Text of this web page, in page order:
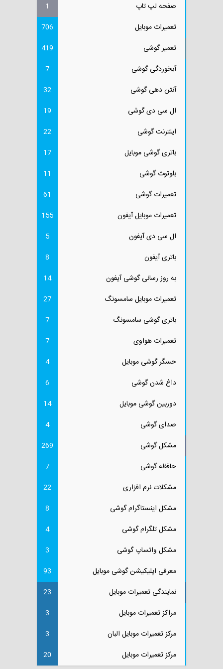
صفحه لپ تاپ
1
تعمیرات موبایل
706
تعمیر گوشی
419
آبخوردگی گوشی
7
آنتن دهی گوشی
32
ال سی دی گوشی
19
اینترنت گوشی
22
باتری گوشی موبایل
17
بلوتوث گوشی
11
تعمیرات گوشی
61
تعمیرات موبایل آیفون
155
ال سی دی آیفون
5
باتری آیفون
8
به روز رسانی گوشی آیفون
14
تعمیرات موبایل سامسونگ
27
باتری گوشی سامسونگ
7
تعمیرات هواوی
7
حسگر گوشی موبایل
4
داغ شدن گوشی
6
دوربین گوشی موبایل
14
صدای گوشی
4
مشکل گوشی
269
حافظه گوشی
7
مشکلات نرم افزاری
22
مشکل اینستاگرام گوشی
8
مشکل تلگرام گوشی
4
مشکل واتساپ گوشی
3
معرفی اپلیکیشن گوشی موبایل
93
نمایندگی تعمیرات موبایل
23
مراکز تعمیرات موبایل
3
مرکز تعمیرات موبایل البان
3
مرکز تعمیرات موبایل
20